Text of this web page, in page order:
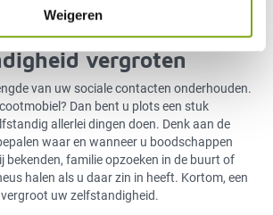
Weigeren
activiteiten die u leuk vindt. U rijdt er dan
naartoe als u dat wilt. Heerlijk toch.
vergroten
van uw sociale contacten onderhouden.
Dan bent u plots een stuk
allerlei dingen doen. Denk aan de
waar en wanneer u boodschappen
bekenden, familie opzoeken in de buurt of
halen als u daar zin in heeft. Kortom, een
uw zelfstandigheid.